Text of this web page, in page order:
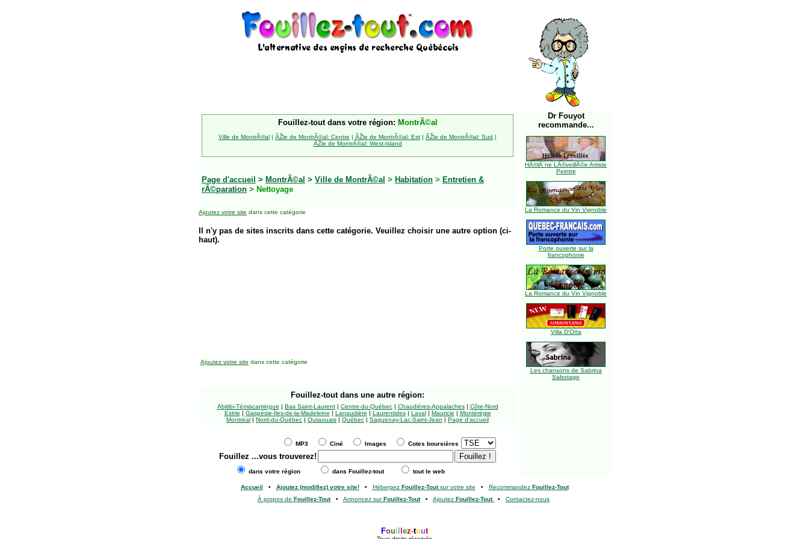
Fouillez-tout dans votre région: MontrÃ©al
Ville de MontrÃ©al | ÃŽle de MontrÃ©al: Centre | ÃŽle de MontrÃ©al: Est | ÃŽle de MontrÃ©al: Sud |
ÃŽle de MontrÃ©al: West-Island
Page d'accueil > MontrÃ©al > Ville de MontrÃ©al > Habitation > Entretien &
rÃ©paration > Nettoyage
Ajoutez votre site dans cette catégorie
Il n'y pas de sites inscrits dans cette catégorie. Veuillez choisir une autre option (ci-
haut).
Dr Fouyot
recommande...
HÃ©lÃ¨ne LÃ©veillÃ©e Artiste
Peintre
La Romance du Vin Vignoble
Porte ouverte sur la
francophonie
La Romance du Vin Vignoble
Villa D'Orta
Les chansons de Sabrina
Sabotage
Ajoutez votre site dans cette catégorie
Fouillez-tout dans une autre région:
Abitibi-Témiscamingue | Bas Saint-Laurent| Centre-du-Québec| Chaudières-Appalaches| Côte-Nord
Estrie | Gaspésie-Îles-de-la-Madeleine | Lanaudière | Laurentides| Laval| Mauricie | Montérégie
Montréal | Nord-du-Québec | Outaouais | Québec | Saguenay-Lac-Saint-Jean | Page d'accueil
MP3 Ciné Images Cotes boursières
Fouillez ...vous trouverez!
dans votre région dans Fouillez-tout tout le web
Accueil • Ajoutez (modifiez) votre site!• Hébergez Fouillez-Toutsur votre site • Recommandez Fouillez-Tout
À propos de Fouillez-Tout• Annoncez surFouillez-Tout• Ajoutez Fouillez-Tout • Contactez-nous
Foui ez-tout